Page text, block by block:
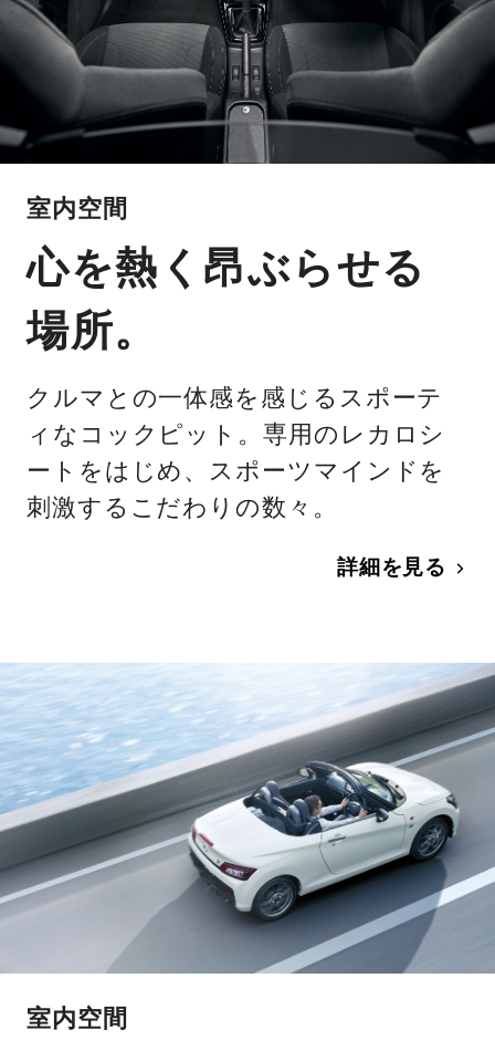
室内空間
心を熱く昂ぶらせる
場所。
クルマとの一体感を感じるスポーテ
ィなコックピット。専用のレカロシ
ートをはじめ、スポーツマインドを
刺激するこだわりの数々。
詳細を見る
室内空間